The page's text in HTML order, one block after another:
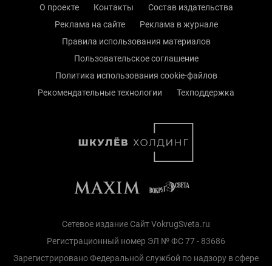
О проекте Контакты
Состав издательства
Реклама на сайте
Реклама в журнале
Правила использования материалов
Пользовательское соглашение
Политика использования cookie-файлов
Рекомендательные технологии
Техподдержка
Сетевое издание Сайт VokrugSveta.ru
Регистрационный номер ЭЛ № ФС 77 - 83686
Зарегистрировано Федеральной службой по надзору в сфере